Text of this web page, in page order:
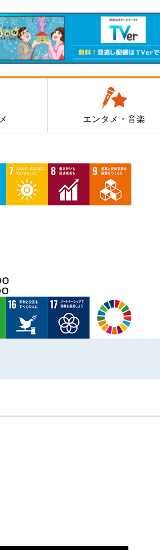
エンタメ・音楽